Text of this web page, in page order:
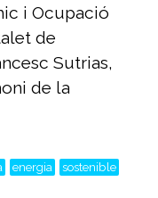
i Ocupació
de
Sutrias,
de la
energia sostenible